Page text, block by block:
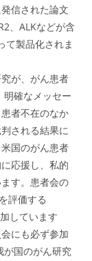
信された論文
、ALKなどが含
て製品化されま
が、がん患者
明確なメッセー
者不在のなか
される結果に
国のがん患者
応援し、私的
す。患者会の
評価する
しています
にも必ず参加
が国のがん研究